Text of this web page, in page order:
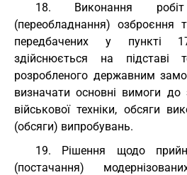
18. Виконання
(переобладнання) озброєння
передбачених у пункті
здійснюється на підставі
розробленого державним
визначати основні вимоги до
військової техніки, обсяги
(обсяги) випробувань.
19. Рішення щодо
(постачання)